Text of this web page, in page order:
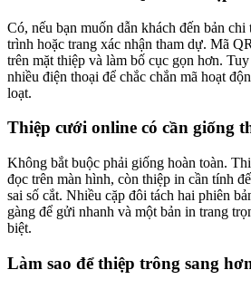
Có, nếu bạn muốn dẫn khách đến bản
trình hoặc trang xác nhận tham dự. Mã
trên mặt thiệp và làm bố cục gọn hơn.
nhiều điện thoại để chắc chắn mã hoạt
loạt.
Thiệp cưới online có cần giống
Không bắt buộc phải giống hoàn toàn.
đọc trên màn hình, còn thiệp in cần tính
sai số cắt. Nhiều cặp đôi tách hai phiên
gàng để gửi nhanh và một bản in trang
biệt.
Làm sao để thiệp trông sang